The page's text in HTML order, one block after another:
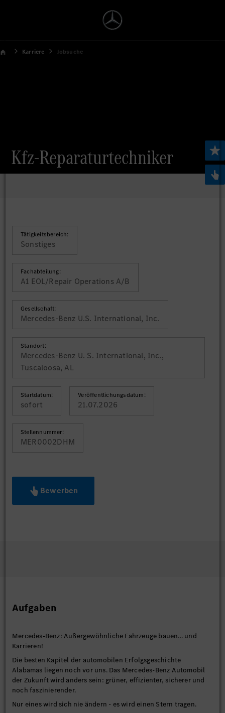
Karriere Jobsuche
Kfz-Reparaturtechniker
Tätigkeitsbereich:
Sonstiges
Fachabteilung:
A1 EOL/Repair Operations A/B
Gesellschaft:
Mercedes-Benz U.S. International, Inc.
Standort:
Mercedes-Benz U. S. International, Inc.,
Tuscaloosa, AL
Startdatum:
sofort
Veröffentlichungsdatum:
21.07.2026
Stellennummer:
MER0002DHM
Bewerben
Aufgaben
Mercedes-Benz: Außergewöhnliche Fahrzeuge bauen... und
Karrieren!
Die besten Kapitel der automobilen Erfolgsgeschichte
Alabamas liegen noch vor uns. Das Mercedes-Benz Automobil
der Zukunft wird anders sein: grüner, effizienter, sicherer und
noch faszinierender.
Nur eines wird sich nie ändern - es wird einen Stern tragen.